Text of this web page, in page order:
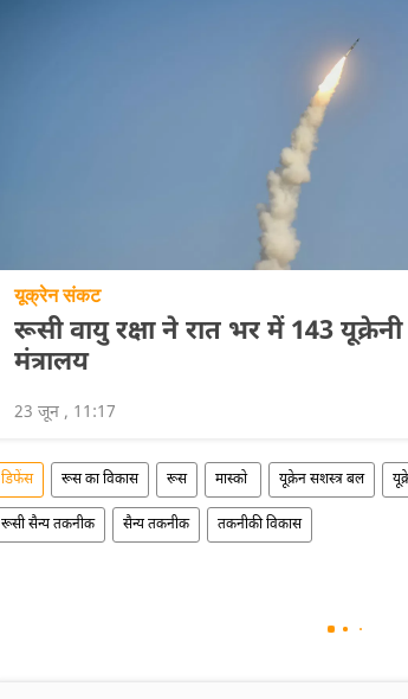
यूक्रेन संकट
रूसी वायु रक्षा ने रात भर में 143 यूक्रेनी
मंत्रालय
23 जून , 11:17
डिफेंस रूस का विकास रूस मास्को यूक्रेन सशस्त्र बल
रूसी सैन्य तकनीक सैन्य तकनीक तकनीकी विकास